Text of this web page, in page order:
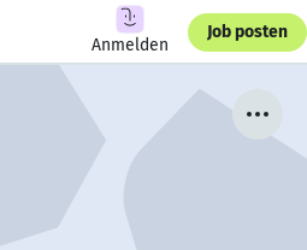
Anmelden
Job posten